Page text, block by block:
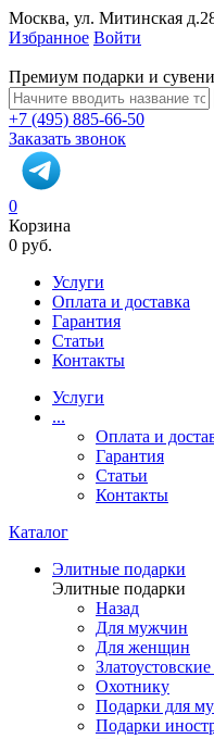
Москва, ул. Митинская
Избранное Войти
Премиум подарки и
+7 (495) 885-66-50
Заказать звонок
0
Корзина
0 руб.
Услуги
Оплата и доставка
Гарантия
Статьи
Контакты
Услуги
...
Оплата и
Гарантия
Статьи
Контакты
Каталог
Элитные подарки
Элитные подарки
Назад
Для мужчин
Для женщин
Охотнику
Подарки для
Подарки